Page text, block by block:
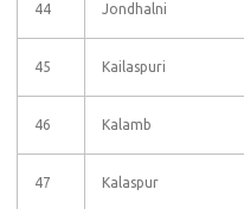
44 Jondhalni
45 Kailaspuri
46 Kalamb
47 Kalaspur